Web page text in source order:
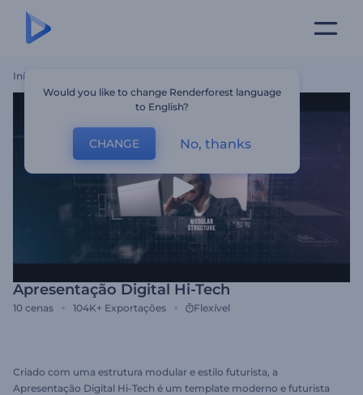
Início
Apresentação Digital Hi-Tech
10 cenas 104K+ Exportações Flexível
Criado com uma estrutura modular e estilo futurista, a
Apresentação Digital Hi-Tech é um template moderno e futurista
Would you like to change Renderforest language
to English?
CHANGE No, thanks